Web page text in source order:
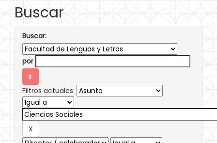
Buscar
Buscar:
por
Filtros actuales: